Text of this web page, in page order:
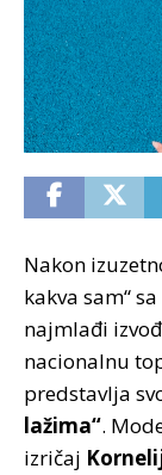
Nakon
kakva sam“
najmlađi
nacionalnu
predstavlja
lažima“.
izričaj